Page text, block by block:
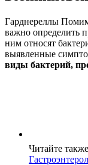
Гарднереллы
важно определить
ним относят
выявленные
виды бактерий,
Читайте